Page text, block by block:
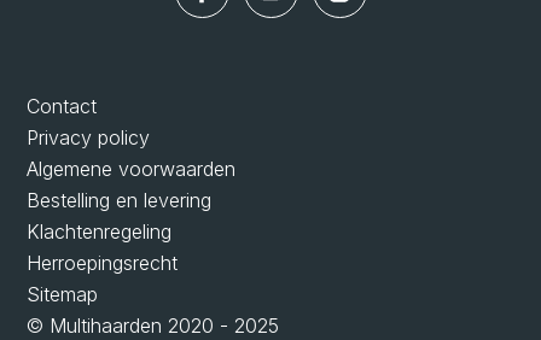
Contact
Privacy policy
Algemene voorwaarden
Bestelling en levering
Klachtenregeling
Herroepingsrecht
Sitemap
© Multihaarden 2020 - 2025